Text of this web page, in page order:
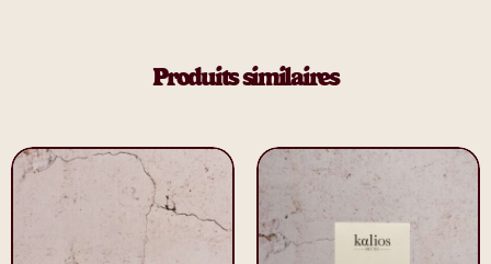
Produits similaires